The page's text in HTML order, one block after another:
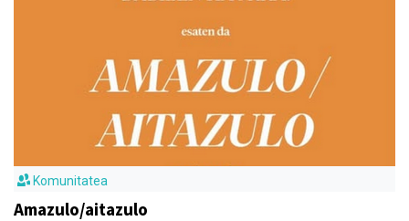
Komunitatea
Amazulo/aitazulo